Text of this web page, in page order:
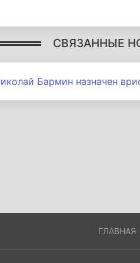
СВЯЗАННЫЕ
Бармин назначен
ГЛАВНАЯ